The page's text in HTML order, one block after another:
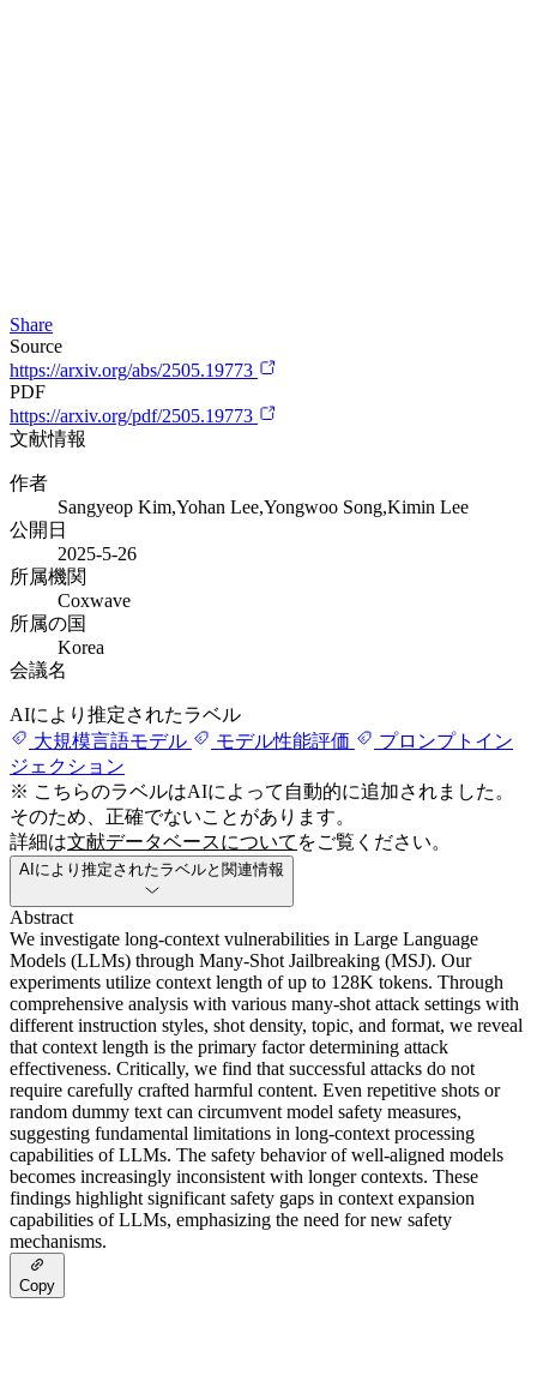
Share
Source
https://arxiv.org/abs/2505.19773
PDF
https://arxiv.org/pdf/2505.19773
文献情報
作者
Sangyeop Kim,Yohan Lee,Yongwoo Song,Kimin Lee
公開日
2025-5-26
所属機関
Coxwave
所属の国
Korea
会議名
AIにより推定されたラベル
大規模言語モデル
モデル性能評価
プロンプトイン
ジェクション
※ こちらのラベルはAIによって自動的に追加されました。
そのため、正確でないことがあります。
詳細は文献データベースについて をご覧ください。
AIにより推定されたラベルと関連情報
Abstract
We investigate long-context vulnerabilities in Large Language
Models (LLMs) through Many-Shot Jailbreaking (MSJ). Our
experiments utilize context length of up to 128K tokens. Through
comprehensive analysis with various many-shot attack settings with
different instruction styles, shot density, topic, and format, we reveal
that context length is the primary factor determining attack
effectiveness. Critically, we find that successful attacks do not
require carefully crafted harmful content. Even repetitive shots or
random dummy text can circumvent model safety measures,
suggesting fundamental limitations in long-context processing
capabilities of LLMs. The safety behavior of well-aligned models
becomes increasingly inconsistent with longer contexts. These
findings highlight significant safety gaps in context expansion
capabilities of LLMs, emphasizing the need for new safety
mechanisms.
Copy